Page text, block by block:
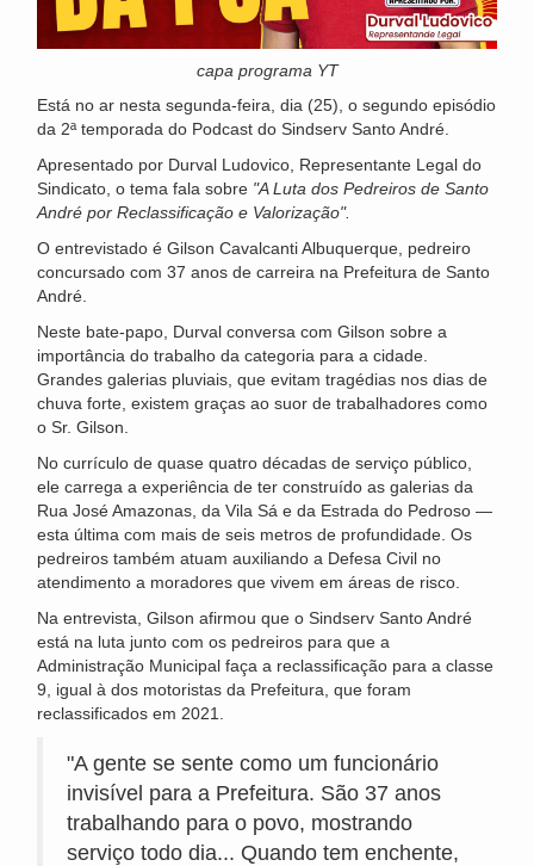
capa programa YT
Está no ar nesta segunda-feira, dia (25), o segundo episódio
da 2ª temporada do Podcast do Sindserv Santo André.
Apresentado por Durval Ludovico, Representante Legal do
Sindicato, o tema fala sobre "A Luta dos Pedreiros de Santo
André por Reclassificação e Valorização".
O entrevistado é Gilson Cavalcanti Albuquerque, pedreiro
concursado com 37 anos de carreira na Prefeitura de Santo
André.
Neste bate-papo, Durval conversa com Gilson sobre a
importância do trabalho da categoria para a cidade.
Grandes galerias pluviais, que evitam tragédias nos dias de
chuva forte, existem graças ao suor de trabalhadores como
o Sr. Gilson.
No currículo de quase quatro décadas de serviço público,
ele carrega a experiência de ter construído as galerias da
Rua José Amazonas, da Vila Sá e da Estrada do Pedroso —
esta última com mais de seis metros de profundidade. Os
pedreiros também atuam auxiliando a Defesa Civil no
atendimento a moradores que vivem em áreas de risco.
Na entrevista, Gilson afirmou que o Sindserv Santo André
está na luta junto com os pedreiros para que a
Administração Municipal faça a reclassificação para a classe
9, igual à dos motoristas da Prefeitura, que foram
reclassificados em 2021.
"A gente se sente como um funcionário
invisível para a Prefeitura. São 37 anos
trabalhando para o povo, mostrando
serviço todo dia... Quando tem enchente,